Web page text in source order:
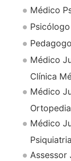
Médico
Médico
Clínica
Médico
Médico
Psiquiatria
Assessor